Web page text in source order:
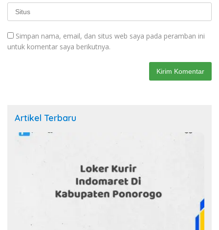
Simpan nama, email, dan situs web saya pada peramban ini
untuk komentar saya berikutnya.
Artikel Terbaru